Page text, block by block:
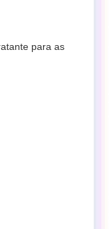
para as